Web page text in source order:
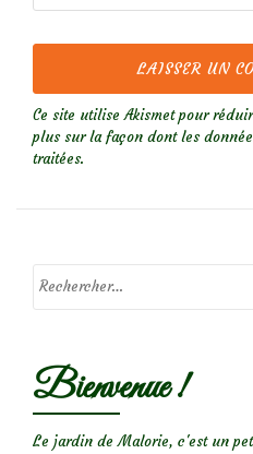
Ce site utilise Akismet pour
plus sur la façon dont les
traitées.
Bienvenue !
Le jardin de Malorie, c'est un